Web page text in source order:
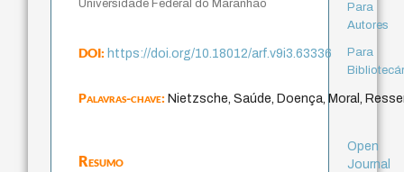
Universidade Federal do Maranhão
DOI:https://doi.org/10.18012/arf.v9i3.63336
Palavras-chave:Nietzsche, Saúde, Doença, Moral,
Resumo
Para
Autores
Para
Open
Journal